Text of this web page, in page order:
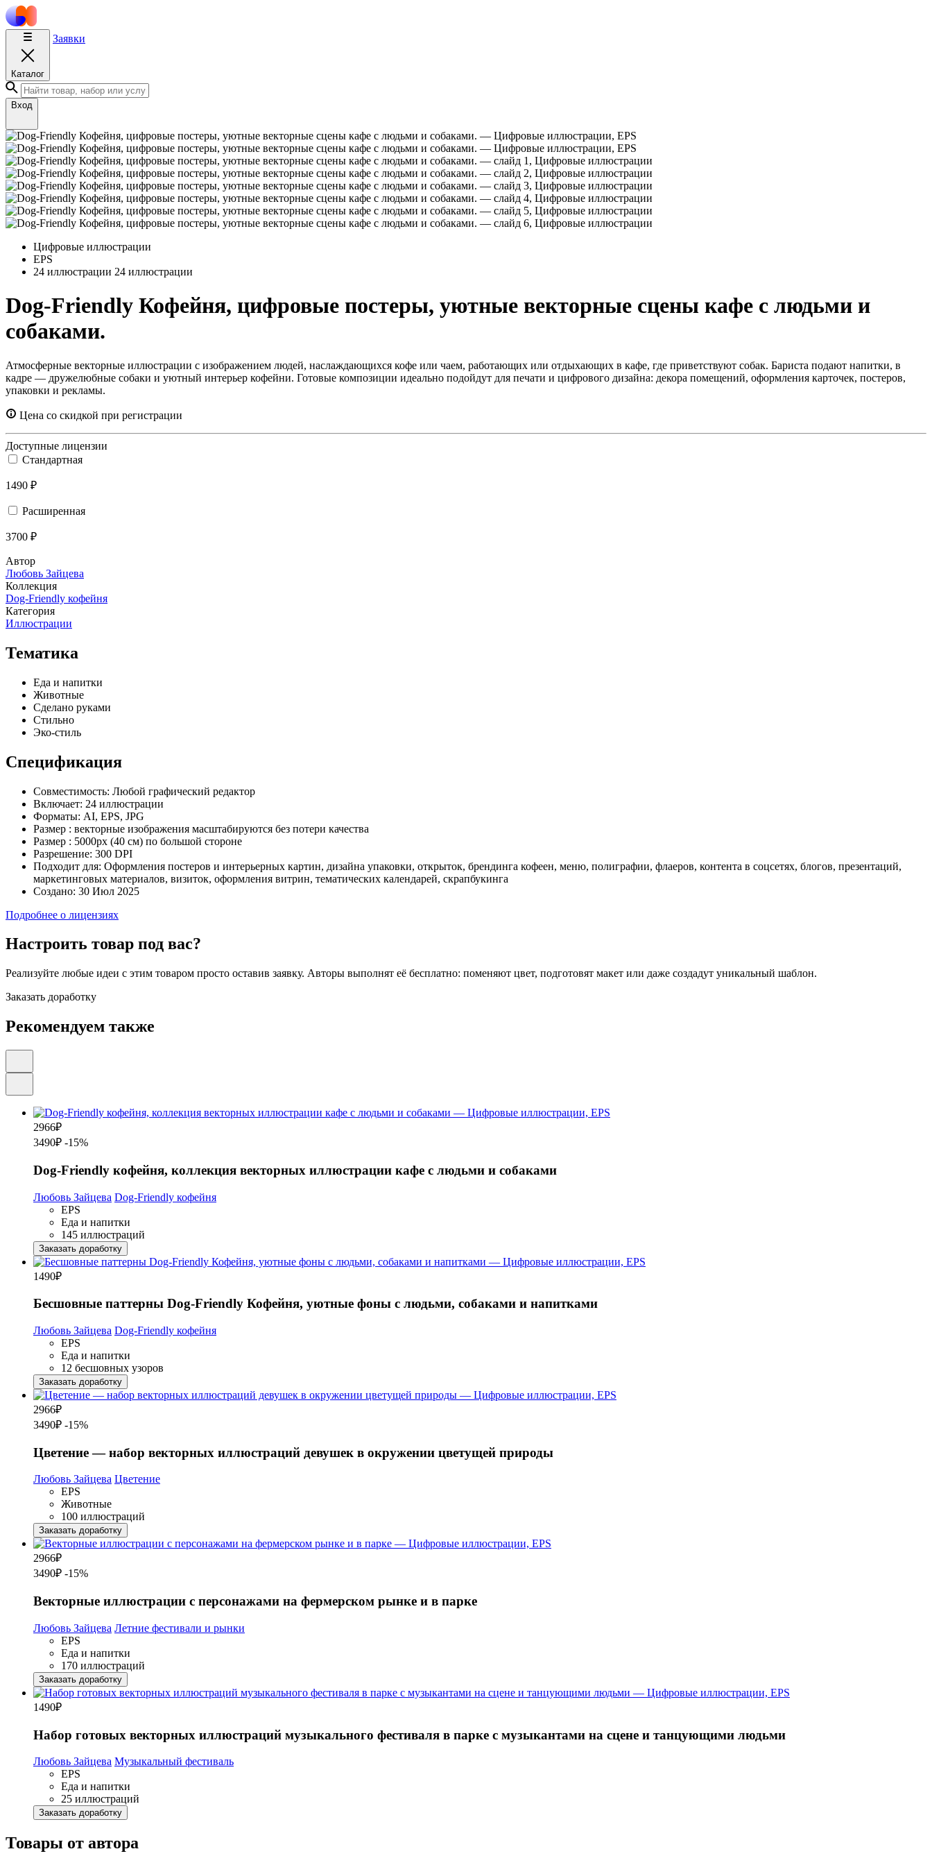
Каталог
Заявки
Вход
Цифровые иллюстрации
EPS
24 иллюстрации 24 иллюстрации
Dog-Friendly Кофейня, цифровые постеры, уютные векторные сцены кафе с людьми и
собаками.
Атмосферные векторные иллюстрации с изображением людей, наслаждающихся кофе или чаем, работающих или отдыхающих в кафе, где приветствуют собак. Бариста подают напитки, в
кадре — дружелюбные собаки и уютный интерьер кофейни. Готовые композиции идеально подойдут для печати и цифрового дизайна: декора помещений, оформления карточек, постеров,
упаковки и рекламы.
Цена со скидкой при регистрации
Доступные лицензии
Стандартная
1490 ₽
Расширенная
3700 ₽
Автор
Любовь Зайцева
Коллекция
Dog-Friendly кофейня
Категория
Иллюстрации
Тематика
Еда и напитки
Животные
Сделано руками
Стильно
Эко-стиль
Спецификация
Совместимость: Любой графический редактор
Включает: 24 иллюстрации
Форматы: AI, EPS, JPG
Размер : векторные изображения масштабируются без потери качества
Размер : 5000px (40 см) по большой стороне
Разрешение: 300 DPI
Подходит для: Оформления постеров и интерьерных картин, дизайна упаковки, открыток, брендинга кофеен, меню, полиграфии, флаеров, контента в соцсетях, блогов, презентаций,
маркетинговых материалов, визиток, оформления витрин, тематических календарей, скрапбукинга
Создано: 30 Июл 2025
Подробнее о лицензиях
Настроить товар под вас?
Реализуйте любые идеи с этим товаром просто оставив заявку. Авторы выполнят её бесплатно: поменяют цвет, подготовят макет или даже создадут уникальный шаблон.
Заказать доработку
Рекомендуем также
2966₽
3490₽ -15%
Dog-Friendly кофейня, коллекция векторных иллюстрации кафе с людьми и собаками
Любовь Зайцева Dog-Friendly кофейня
EPS
Еда и напитки
145 иллюстраций
Заказать доработку
1490₽
Бесшовные паттерны Dog-Friendly Кофейня, уютные фоны с людьми, собаками и напитками
Любовь Зайцева Dog-Friendly кофейня
EPS
Еда и напитки
12 бесшовных узоров
Заказать доработку
2966₽
3490₽ -15%
Цветение — набор векторных иллюстраций девушек в окружении цветущей природы
Любовь Зайцева Цветение
EPS
Животные
100 иллюстраций
Заказать доработку
2966₽
3490₽ -15%
Векторные иллюстрации с персонажами на фермерском рынке и в парке
Любовь Зайцева Летние фестивали и рынки
EPS
Еда и напитки
170 иллюстраций
Заказать доработку
1490₽
Набор готовых векторных иллюстраций музыкального фестиваля в парке с музыкантами на сцене и танцующими людьми
Любовь Зайцева Музыкальный фестиваль
EPS
Еда и напитки
25 иллюстраций
Заказать доработку
Товары от автора